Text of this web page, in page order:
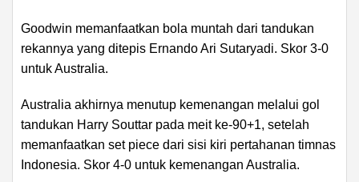
Goodwin memanfaatkan bola muntah dari tandukan
rekannya yang ditepis Ernando Ari Sutaryadi. Skor 3-0
untuk Australia.
Australia akhirnya menutup kemenangan melalui gol
tandukan Harry Souttar pada meit ke-90+1, setelah
memanfaatkan set piece dari sisi kiri pertahanan timnas
Indonesia. Skor 4-0 untuk kemenangan Australia.